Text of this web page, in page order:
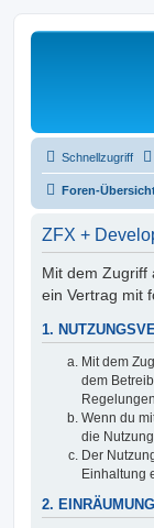
Schnellzugriff
Foren-
ZFX +
Mit dem Zugriff
ein Vertrag mit
1.
Mit dem
dem
Wenn du
die
Der
Einhaltung
2.